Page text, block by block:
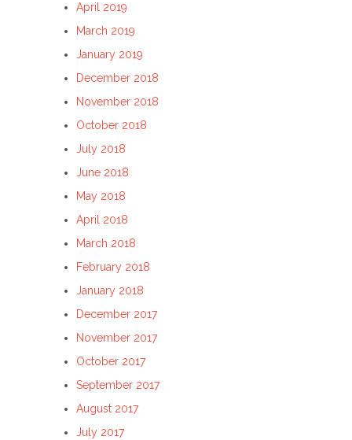
April 2019
March 2019
January 2019
December 2018
November 2018
October 2018
July 2018
June 2018
May 2018
April 2018
March 2018
February 2018
January 2018
December 2017
November 2017
October 2017
September 2017
August 2017
July 2017